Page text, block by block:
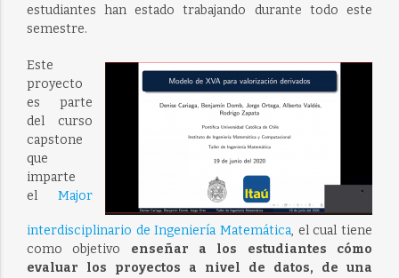
estudiantes han estado trabajando durante todo este
semestre.
Este
proyecto
es parte
del curso
capstone
que
imparte
elMajor
interdisciplinario de Ingeniería Matemática, el cual tiene
como objetivo enseñar a los estudiantes cómo
evaluar los proyectos a nivel de datos, de una